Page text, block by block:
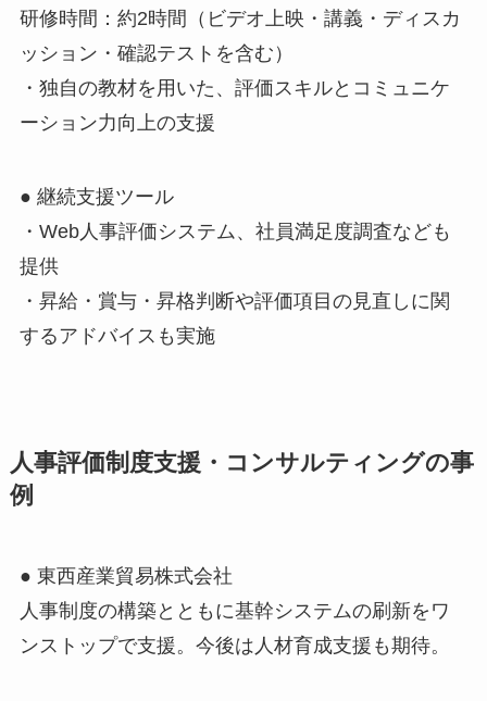
研修時間：約2時間（ビデオ上映・講義・ディスカ
ッション・確認テストを含む）
・独自の教材を用いた、評価スキルとコミュニケ
ーション力向上の支援
● 継続支援ツール
・Web人事評価システム、社員満足度調査なども
提供
・昇給・賞与・昇格判断や評価項目の見直しに関
するアドバイスも実施
人事評価制度支援・コンサルティングの事
例
● 東西産業貿易株式会社
人事制度の構築とともに基幹システムの刷新をワ
ンストップで支援。今後は人材育成支援も期待。